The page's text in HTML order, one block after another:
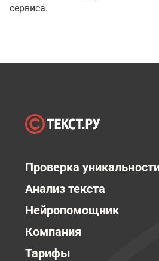
сервиса.
Проверка
Анализ текста
Нейропомощник
Компания
Тарифы